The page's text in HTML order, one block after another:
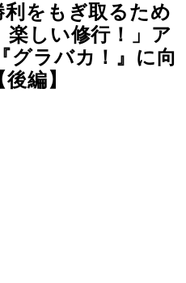
利をもぎ取るため
楽しい修行！」ア
グラバカ！』に向
編】